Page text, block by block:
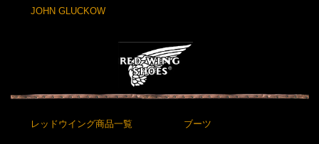
JOHN GLUCKOW
レッドウイング商品一覧 ブーツ